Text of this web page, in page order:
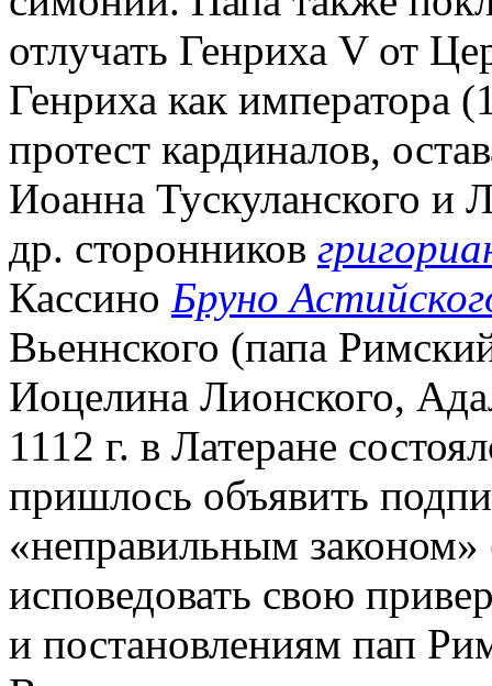
отлучать Генриха V от
Генриха как императора
протест кардиналов,
Иоанна Тускуланского и
др. сторонников
Кассино Бруно
Вьеннского (папа
Иоцелина Лионского,
1112 г. в Латеране
пришлось объявить
«неправильным
исповедовать свою
и постановлениям пап